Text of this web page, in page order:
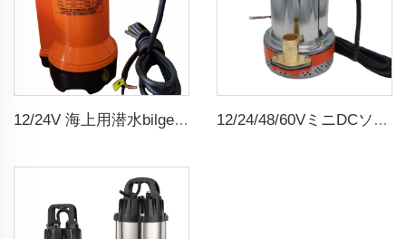
12/24V 海上用潜水bilgeウォーターポンプ 12/24/48/60VミニDCソーラー潜水ブラシ付き水ポンプ